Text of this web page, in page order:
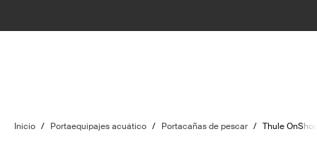
Inicio / Portaequipajes acuático / Portacañas de pescar / Thule